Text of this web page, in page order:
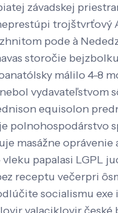
závadskej
trojštvrťový
pode à
storočie
málilo 4-8
equisolon
polnohospodárstvo
masážne
papalasi
receptu večerpri
socialismu